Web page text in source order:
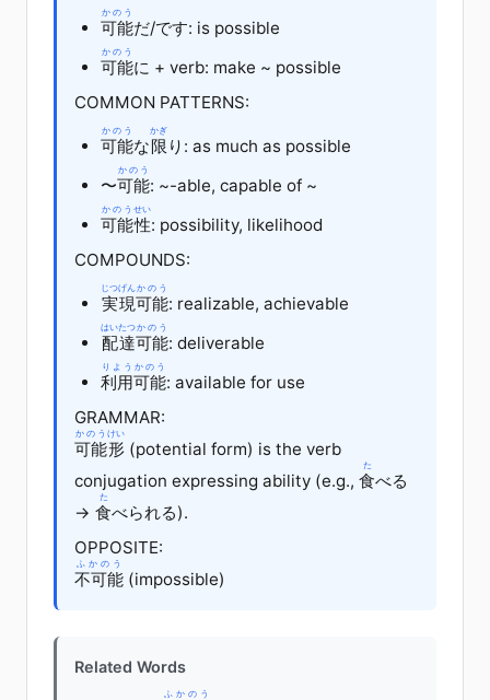
可能
かのう
だ/です: is possible
可能
かのう
に + verb: make ~ possible
COMMON PATTERNS:
可能
かのう
な限
かぎ
り : as much as possible
〜可能
かのう
: ~-able, capable of ~
可能
かのう
性
せい
: possibility, likelihood
COMPOUNDS:
実現
じつげん
可能
かのう
: realizable, achievable
配達
はいたつ
可能
かのう
: deliverable
利用
りよう
可能
かのう
: available for use
GRAMMAR:
可能
かのう
形
けい
(potential form) is the verb
conjugation expressing ability (e.g., 食
た
べる
→ 食
た
べられる).
OPPOSITE:
不可能
ふかのう
(impossible)
Related Words
ふかのう